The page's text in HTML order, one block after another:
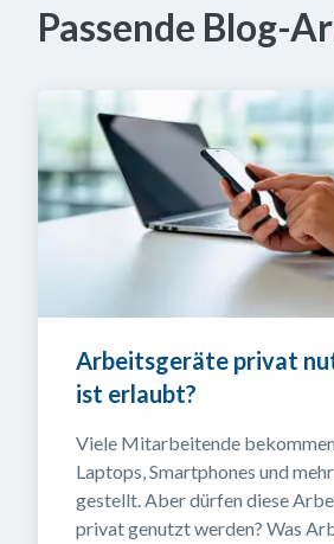
Passende Blog-
Arbeitsgeräte privat
ist erlaubt?
Viele Mitarbeitende
Laptops, Smartphones und
gestellt. Aber dürfen diese
privat genutzt werden? Was